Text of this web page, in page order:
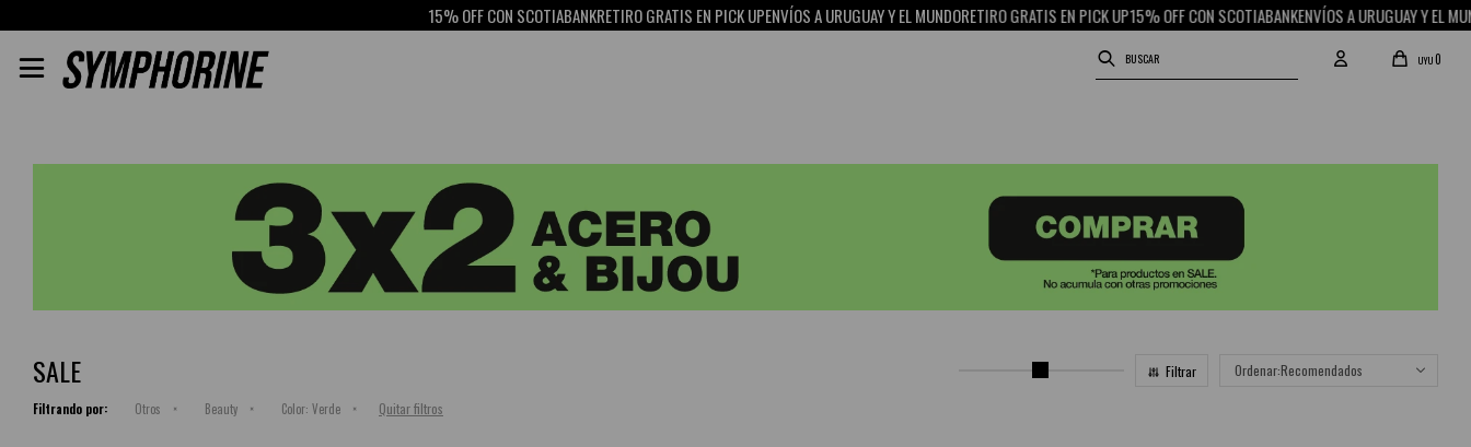
15% OFF CON SCOTIABANKRETIRO GRATIS EN PICK UPENVÍOS A URUGUAY Y EL MUNDORETIRO GRATIS EN PICK UP15% OFF CON SCOTIABANKENVÍOS A URUGUAY Y EL MUNDO
UYU0

SALE Recomendados
Filtrando por: Otros Beauty Color: Verde Quitar filtros